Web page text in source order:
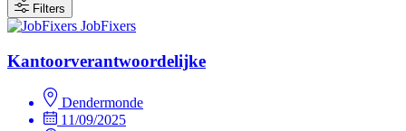
Filters
JobFixers
Kantoorverantwoordelijke
Dendermonde
11/09/2025